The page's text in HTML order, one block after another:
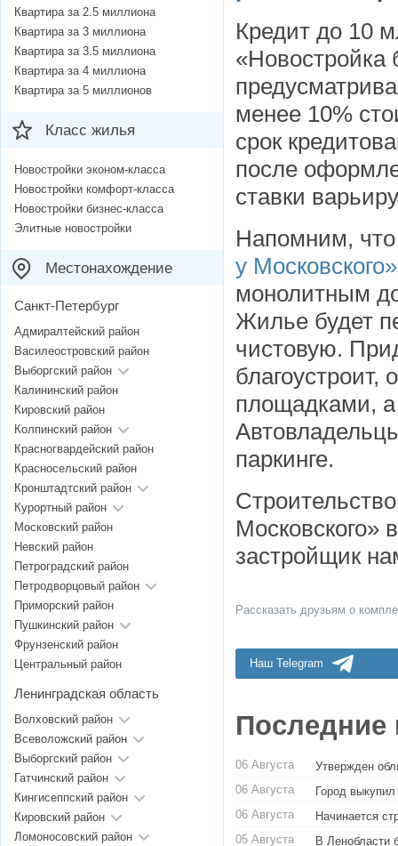
Кредит до 10
«Новостройка
менее 10%
срок
после
ставки
Напомним,
у Московского»
монолитным
Жилье будет
чистовую.
благоустроит,
площадками,
паркинге.
Московского»
застройщик
Рассказать друзьям о
Наш Telegram
Последние
06 Августа
Утвержден
06 Августа
Город
06 Августа
Начинается
05 Августа
В Ленобласти
Квартира за 2.5 миллиона
Квартира за 3 миллиона
Квартира за 3.5 миллиона
Квартира за 4 миллиона
Квартира за 5 миллионов
Класс жилья
Новостройки эконом-класса
Новостройки комфорт-класса
Новостройки бизнес-класса
Элитные новостройки
Местонахождение
Санкт-Петербург
Адмиралтейский район
Василеостровский район
Выборгский район
Калининский район
Кировский район
Колпинский район
Красногвардейский район
Красносельский район
Кронштадтский район
Курортный район
Московский район
Невский район
Петроградский район
Петродворцовый район
Приморский район
Пушкинский район
Фрунзенский район
Центральный район
Ленинградская область
Волховский район
Всеволожский район
Выборгский район
Гатчинский район
Кингисеппский район
Кировский район
Ломоносовский район